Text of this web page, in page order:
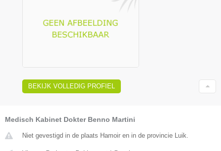
BEKIJK VOLLEDIG PROFIEL
Medisch Kabinet Dokter Benno Martini
Niet gevestigd in de plaats Hamoir en in de provincie Luik.